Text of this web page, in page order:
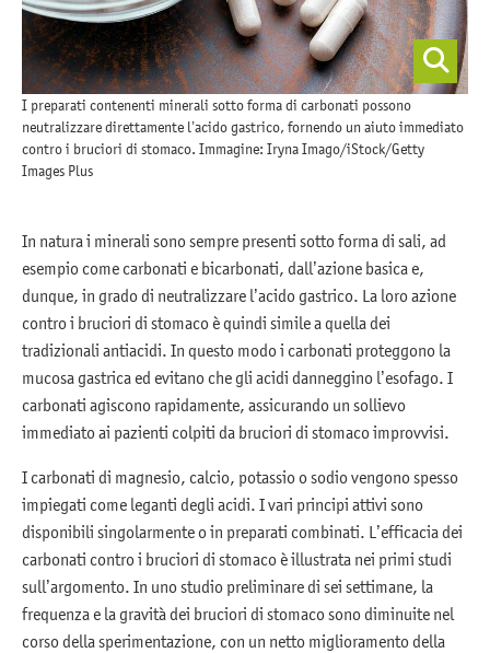
I preparati contenenti minerali sotto forma di carbonati possono
neutralizzare direttamente l’acido gastrico, fornendo un aiuto immediato
contro i bruciori di stomaco. Immagine: Iryna Imago/iStock/Getty
Images Plus
In natura i minerali sono sempre presenti sotto forma di sali, ad
esempio come carbonati e bicarbonati, dall’azione basica e,
dunque, in grado di neutralizzare l’acido gastrico. La loro azione
contro i bruciori di stomaco è quindi simile a quella dei
tradizionali antiacidi. In questo modo i carbonati proteggono la
mucosa gastrica ed evitano che gli acidi danneggino l’esofago. I
carbonati agiscono rapidamente, assicurando un sollievo
immediato ai pazienti colpiti da bruciori di stomaco improvvisi.
I carbonati di magnesio, calcio, potassio o sodio vengono spesso
impiegati come leganti degli acidi. I vari principi attivi sono
disponibili singolarmente o in preparati combinati. L’efficacia dei
carbonati contro i bruciori di stomaco è illustrata nei primi studi
sull’argomento. In uno studio preliminare di sei settimane, la
frequenza e la gravità dei bruciori di stomaco sono diminuite nel
corso della sperimentazione, con un netto miglioramento della